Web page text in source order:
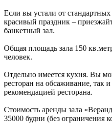
Если вы устали от стандартных
красивый праздник –
банкетный зал.
Общая площадь зала 150
человек.
Отдельно имеется кухня. Вы
ресторан на обсаживание, так
рекомендацией ресторана.
Стоимость аренды зала
35000 будни (без ограничения